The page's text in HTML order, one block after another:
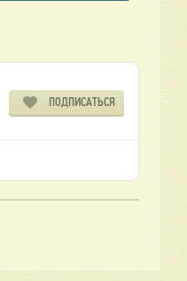
ПОДПИСАТЬСЯ